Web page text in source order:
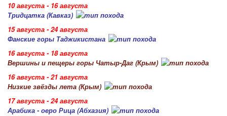
10 августа - 16 августа
Тридцатка (Кавказ)
15 августа - 24 августа
Фанские горы Таджикистана
16 августа - 18 августа
Вершины и пещеры горы Чатыр-Даг (Крым)
16 августа - 21 августа
Низкие звёзды лета (Крым)
17 августа - 24 августа
Арабика - оеро Рица (Абхазия)